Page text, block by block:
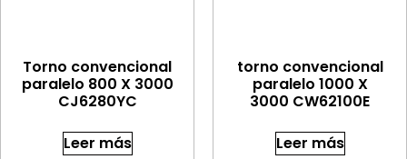
Torno convencional
paralelo 800 X 3000
CJ6280YC
Leer más
torno convencional
paralelo 1000 X
3000 CW62100E
Leer más